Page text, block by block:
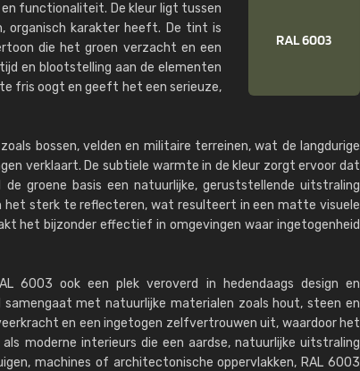
functionaliteit. De kleur ligt tussen
organisch karakter heeft. De tint is
die het groen verzacht en een
en blootstelling aan de elementen
fris oogt en geeft het een serieuze,
bossen, velden en militaire terreinen, wat de langdurige
verklaart. De subtiele warmte in de kleur zorgt ervoor dat
groene basis een natuurlijke, geruststellende uitstraling
het sterk te reflecteren, wat resulteert in een matte visuele
het bijzonder effectief in omgevingen waar ingetogenheid
6003 ook een plek veroverd in hedendaags design en
met natuurlijke materialen zoals hout, steen en
en een ingetogen zelfvertrouwen uit, waardoor het
moderne interieurs die een aardse, natuurlijke uitstraling
machines of architectonische oppervlakken, RAL 6003